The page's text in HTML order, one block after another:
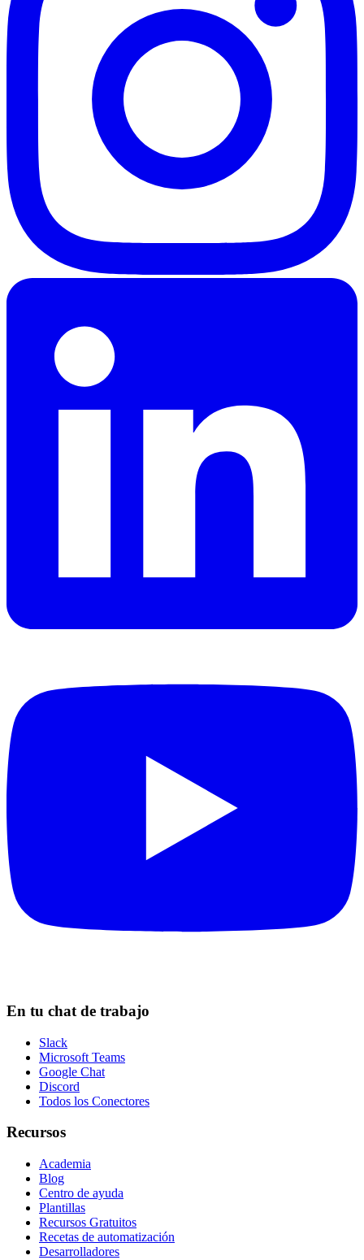
En tu chat de trabajo
Slack
Microsoft Teams
Google Chat
Discord
Todos los Conectores
Recursos
Academia
Blog
Centro de ayuda
Plantillas
Recursos Gratuitos
Recetas de automatización
Desarrolladores